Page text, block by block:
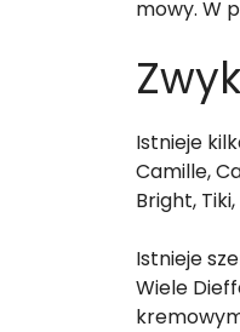
mowy. W
Istnieje
Camille,
Bright,
Istnieje
Wiele